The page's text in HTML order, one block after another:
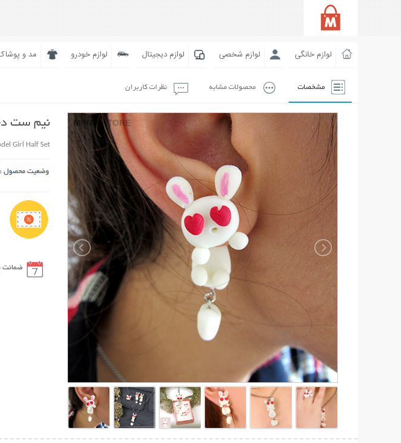
لوازم خانگی لوازم شخصی لوازم دیجیتال لوازم خودرو مد و
مشخصات محصولات مشابه نظرات کاربران
نیم ست
Girl Half Set
ضمانت